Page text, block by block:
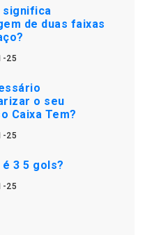
significa
de duas faixas
25
o seu
Caixa Tem?
25
é 3 5 gols?
25